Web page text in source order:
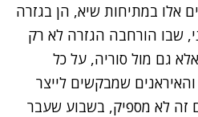
אלו במתיחות שיא, הן בגזרה
שבו הורחבה הגזרה לא רק
גם מול סוריה, על כל
שמבקשים לייצר
זה לא מספיק, בשבוע שעבר